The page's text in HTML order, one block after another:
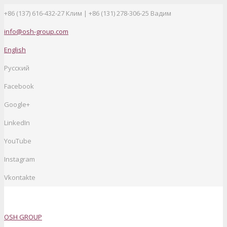
+86 (137) 616-432-27 Клим | +86 (131) 278-306-25 Вадим
info@osh-group.com
English
Русский
Facebook
Google+
LinkedIn
YouTube
Instagram
Vkontakte
OSH GROUP